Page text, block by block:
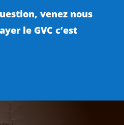
venez nous
le GVC c’est